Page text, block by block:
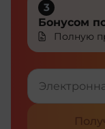
3
Бонусом
Полную